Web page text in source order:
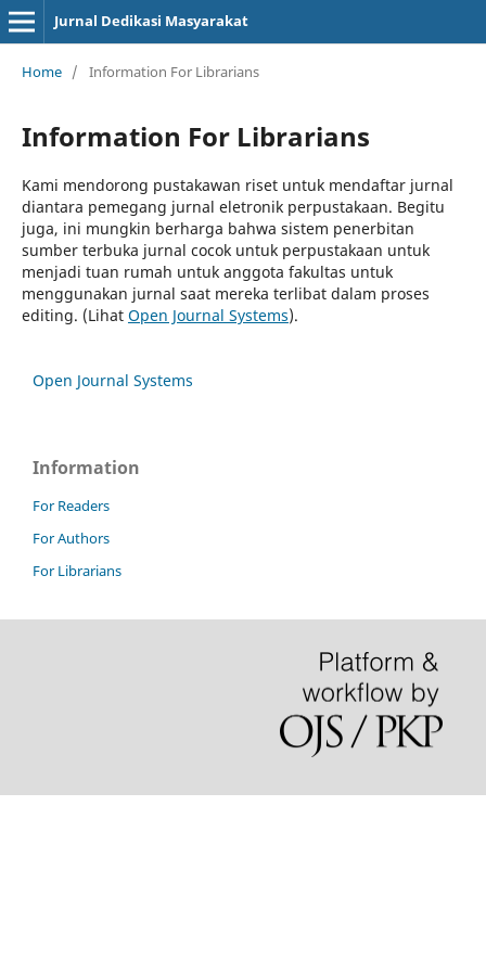
Jurnal Dedikasi Masyarakat
Home / Information For Librarians
Information For Librarians
Kami mendorong pustakawan riset untuk mendaftar jurnal
diantara pemegang jurnal eletronik perpustakaan. Begitu
juga, ini mungkin berharga bahwa sistem penerbitan
sumber terbuka jurnal cocok untuk perpustakaan untuk
menjadi tuan rumah untuk anggota fakultas untuk
menggunakan jurnal saat mereka terlibat dalam proses
editing. (Lihat Open Journal Systems).
Open Journal Systems
Information
For Readers
For Authors
For Librarians